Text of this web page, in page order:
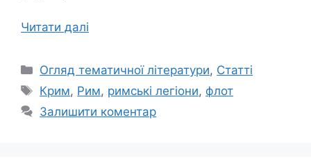
Читати далі
Категорії
Огляд тематичної літератури, Статті
Позначки
Крим, Рим, римські легіони, флот
Залишити коментар